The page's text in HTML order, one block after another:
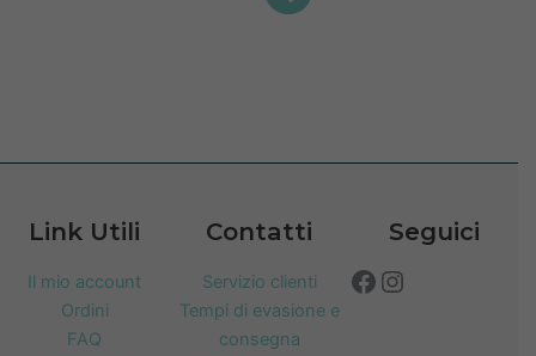
Link Utili
Il mio account
Ordini
FAQ
Contatti
Servizio clienti
Tempi di evasione e
consegna
Seguici
Facebook
Instagram